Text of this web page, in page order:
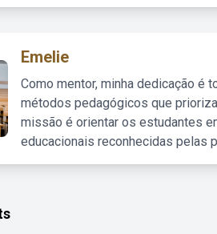
Emelie
Como mentor, minha dedicação é
métodos pedagógicos que
missão é orientar os estudantes
educacionais reconhecidas pelas